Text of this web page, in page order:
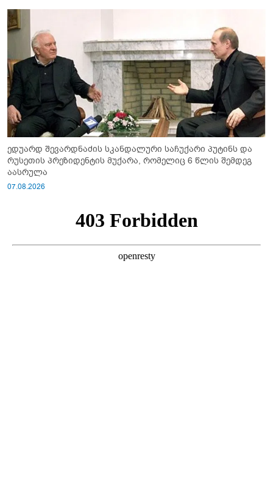
ედუარდ შევარდნაძის სკანდალური საჩუქარი პუტინს და
რუსეთის პრეზიდენტის მუქარა, რომელიც 6 წლის შემდეგ
აასრულა
07.08.2026